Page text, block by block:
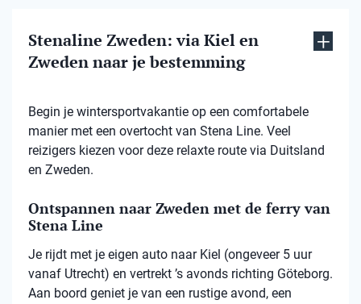
Stenaline Zweden: via Kiel en
Zweden naar je bestemming
Begin je wintersportvakantie op een comfortabele
manier met een overtocht van Stena Line. Veel
reizigers kiezen voor deze relaxte route via Duitsland
en Zweden.
Ontspannen naar Zweden met de ferry van
Stena Line
Je rijdt met je eigen auto naar Kiel (ongeveer 5 uur
vanaf Utrecht) en vertrekt ’s avonds richting Göteborg.
Aan boord geniet je van een rustige avond, een